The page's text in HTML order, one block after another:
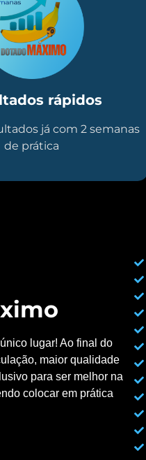
rápidos
já com 2 semanas
de prática
lugar! Ao final do
maior qualidade
para ser melhor na
colocar em prática